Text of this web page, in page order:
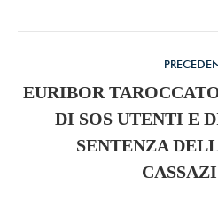
di
navigazione
EURIBOR
DI SOS UTENTI E
SENTENZA